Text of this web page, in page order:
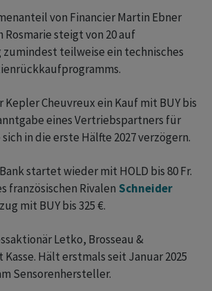
von Financier Martin Ebner
Rosmarie steigt von 20 auf
zumindest teilweise ein technisches
Kepler Cheuvreux ein Kauf mit BUY bis
eines Vertriebspartners für
in die erste Hälfte 2027 verzögern.
startet wieder mit HOLD bis 80 Fr.
französischen Rivalen Schneider
mit BUY bis 325 €.
Letko, Brosseau &
Kasse. Hält erstmals seit Januar 2025
Sensorenhersteller.